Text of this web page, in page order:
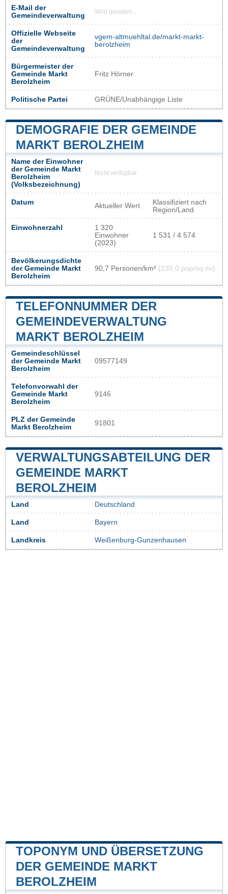
E-Mail der
Gemeindeverwaltung
Wird geladen...
Offizielle Webseite
der
Gemeindeverwaltung
vgem-altmuehltal.de/markt-markt-
berolzheim
Bürgermeister der
Gemeinde Markt
Berolzheim
Fritz Hörner
Politische Partei GRÜNE/Unabhängige Liste
DEMOGRAFIE DER GEMEINDE
MARKT BEROLZHEIM
Name der Einwohner
der Gemeinde Markt
Berolzheim
(Volksbezeichnung)
Nicht verfügbar
Datum Aktueller Wert
Klassifiziert nach
Region/Land
Einwohnerzahl
1 320
Einwohner
(2023)
1 531 / 4 574
Bevölkerungsdichte
der Gemeinde Markt
Berolzheim
90,7 Personen/km² (235,0 pop/sq mi)
TELEFONNUMMER DER
GEMEINDEVERWALTUNG
MARKT BEROLZHEIM
Gemeindeschlüssel
der Gemeinde Markt
Berolzheim
09577149
Telefonvorwahl der
Gemeinde Markt
Berolzheim
9146
PLZ der Gemeinde
Markt Berolzheim
91801
VERWALTUNGSABTEILUNG DER
GEMEINDE MARKT
BEROLZHEIM
Land Deutschland
Land Bayern
Landkreis Weißenburg-Gunzenhausen
TOPONYM UND ÜBERSETZUNG
DER GEMEINDE MARKT
BEROLZHEIM